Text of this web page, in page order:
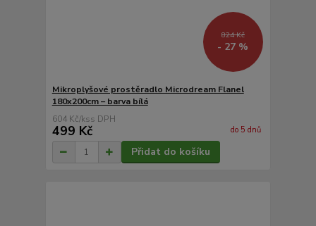
824 Kč
- 27 %
Mikroplyšové prostěradlo Microdream Flanel
180x200cm – barva bílá
604 Kč/ks
499 Kč do 5 dnů
Přidat do košíku